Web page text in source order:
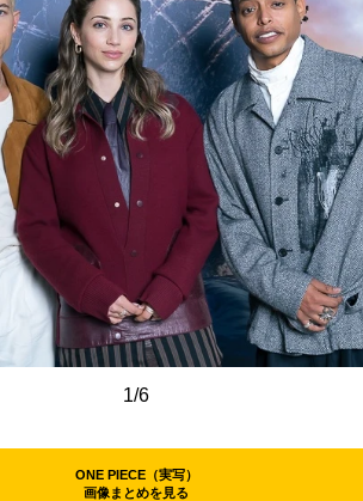
1/6
ONE PIECE（実写）
画像まとめを見る